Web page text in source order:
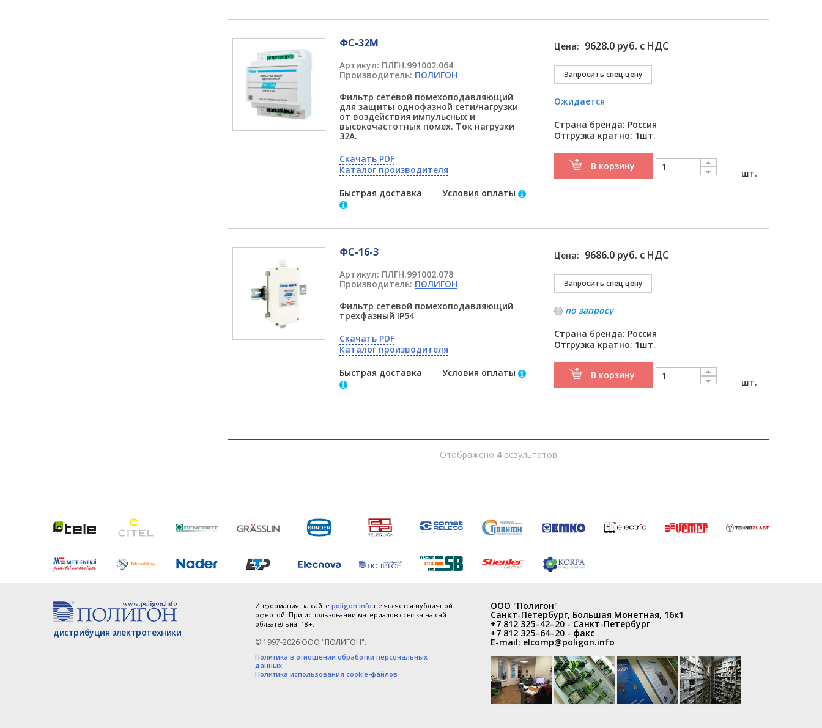
ФС-32М
Артикул: ПЛГН.991002.064
Производитель: ПОЛИГОН
Фильтр сетевой помехоподавляющий
для защиты однофазной сети/нагрузки
от воздействия импульсных и
высокочастотных помех. Ток нагрузки
32А.
Скачать PDF
Каталог производителя
Быстрая доставка
Условия оплаты
Цена: 9628.0 руб. с НДС
Ожидается
Страна бренда: Россия
Отгрузка кратно: 1шт.
В корзину
шт.
ФС-16-3
Артикул: ПЛГН.991002.078
Производитель: ПОЛИГОН
Фильтр сетевой помехоподавляющий
трехфазный IP54
Скачать PDF
Каталог производителя
Быстрая доставка
Условия оплаты
Цена: 9686.0 руб. с НДС
по запросу
Страна бренда: Россия
Отгрузка кратно: 1шт.
В корзину
шт.
Отображено 4результатов
дистрибуция электротехники
Информация на сайте poligon.info не является публичной
офертой. При использовании материалов ссылка на сайт
обязательна. 18+.
© 1997-2026 ООО "ПОЛИГОН".
Политика в отношении обработки персональных
данных
Политика использования cookie-файлов
ООО "Полигон"
Санкт-Петербург, Большая Монетная, 16к1
+7 812 325–42–20 - Санкт-Петербург
+7 812 325–64–20 - факс
E-mail: elcomp@poligon.info